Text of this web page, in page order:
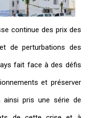
continue des prix des
de perturbations des
fait face à des défis
et préserver
ainsi pris une série de